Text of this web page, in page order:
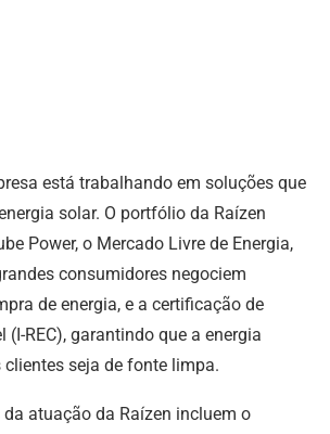
está trabalhando em soluções que
solar. O portfólio da Raízen
Power, o Mercado Livre de Energia,
consumidores negociem
de energia, e a certificação de
(I-REC), garantindo que a energia
seja de fonte limpa.
atuação da Raízen incluem o